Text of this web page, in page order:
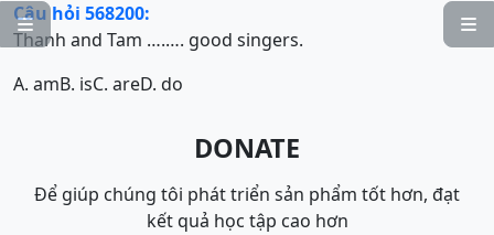


Câu hỏi 568200:
Thanh and Tam ….…. good singers.
A. amB. isC. areD. do
DONATE
Để giúp chúng tôi phát triển sản phẩm tốt hơn, đạt
kết quả học tập cao hơn